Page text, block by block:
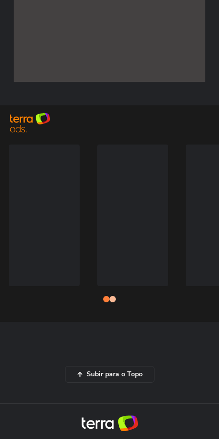
Subir para o Topo